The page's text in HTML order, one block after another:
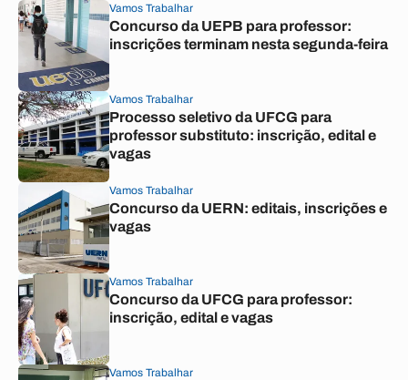
Vamos Trabalhar
Concurso da UEPB para professor:
inscrições terminam nesta segunda-feira
Vamos Trabalhar
Processo seletivo da UFCG para
professor substituto: inscrição, edital e
vagas
Vamos Trabalhar
Concurso da UERN: editais, inscrições e
vagas
Vamos Trabalhar
Concurso da UFCG para professor:
inscrição, edital e vagas
Vamos Trabalhar